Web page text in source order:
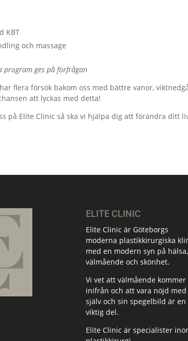
KBT
och massage
program ges på förfrågan
flera försök bakom oss med bättre vanor,
att lyckas med detta!
på Elite Clinic så ska vi hjälpa dig att förändra ditt
ELITE CLINIC
Elite Clinic är Göteborgs
moderna plastikkirurgiska
med en modern syn på hälsa,
välmående och skönhet.
Vi vet att välmående kommer
inifrån och att vara nöjd med
själv och sin spegelbild är en
viktig del.
Elite Clinic är specialister